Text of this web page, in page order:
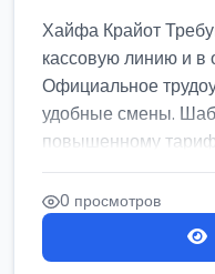
Хайфа Крайот
кассовую линию и в
Официальное
удобные смены.
повышенному
0 просмотров